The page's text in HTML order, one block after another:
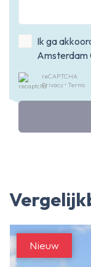
Ik ga
Amsterdam
reCAPTCHA
Privacy • Terms
Nieuw